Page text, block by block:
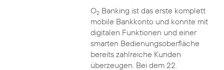
O2Banking ist das erste komplett
mobile Bankkonto und konnte mit
digitalen Funktionen und einer
smarten Bedienungsoberfläche
bereits zahlreiche Kunden
überzeugen. Bei dem 22.